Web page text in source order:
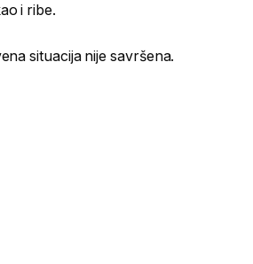
i ribe.
situacija nije savršena.